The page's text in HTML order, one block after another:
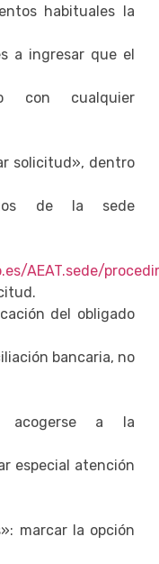
habituales la
a ingresar que el
con cualquier
solicitud», dentro
de la sede
AEAT.sede/
del obligado
bancaria, no
acogerse a la
especial atención
marcar la opción